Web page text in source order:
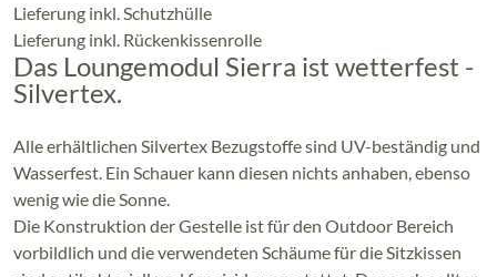
Lieferung inkl. Schutzhülle
Lieferung inkl. Rückenkissenrolle
Das Loungemodul Sierra ist wetterfest -
Silvertex.
Alle erhältlichen Silvertex Bezugstoffe sind UV-beständig und
Wasserfest. Ein Schauer kann diesen nichts anhaben, ebenso
wenig wie die Sonne.
Die Konstruktion der Gestelle ist für den Outdoor Bereich
vorbildlich und die verwendeten Schäume für die Sitzkissen